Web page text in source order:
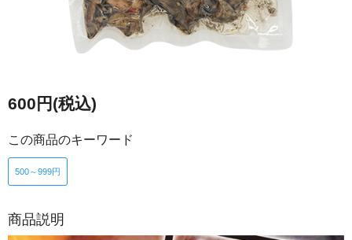
600円(税込)
この商品のキーワード
500～999円
商品説明